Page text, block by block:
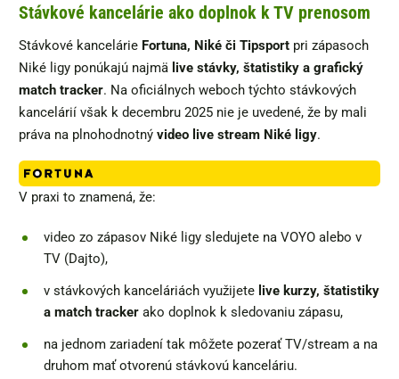
Stávkové kancelárie ako doplnok k TV prenosom
Stávkové kancelárie Fortuna, Niké či Tipsport pri zápasoch
Niké ligy ponúkajú najmä live stávky, štatistiky a grafický
match tracker. Na oficiálnych weboch týchto stávkových
kancelárií však k decembru 2025 nie je uvedené, že by mali
práva na plnohodnotný video live stream Niké ligy.
V praxi to znamená, že:
video zo zápasov Niké ligy sledujete na VOYO alebo v
TV (Dajto),
v stávkových kanceláriách využijete live kurzy, štatistiky
a match tracker ako doplnok k sledovaniu zápasu,
na jednom zariadení tak môžete pozerať TV/stream a na
druhom mať otvorenú stávkovú kanceláriu.